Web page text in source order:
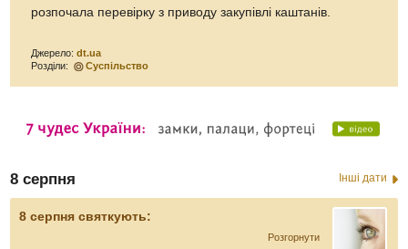
розпочала перевірку з приводу закупівлі каштанів.
Джерело:dt.ua
Розділи:
Суспільство
8 серпня Інші дати
8 серпня святкують:
Розгорнути